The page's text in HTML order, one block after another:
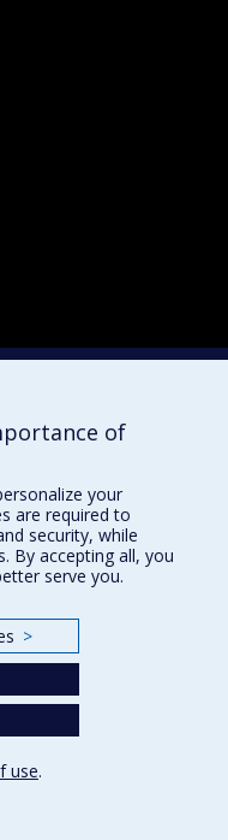
of
your
are required to
security, while
By accepting all, you
serve you.
>
use.